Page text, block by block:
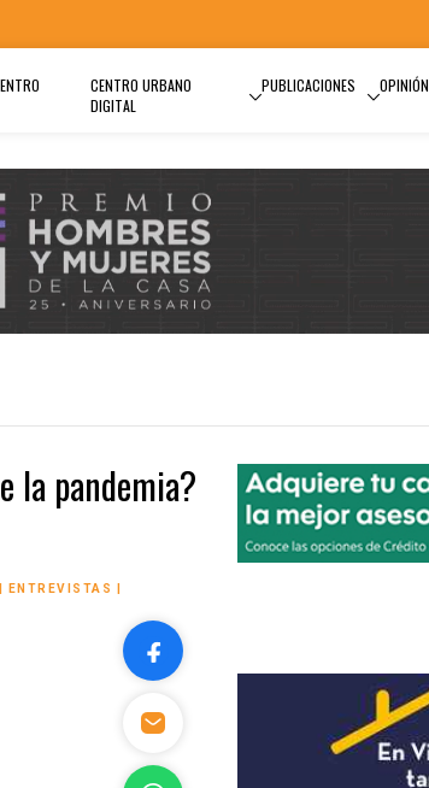
CENTRO URBANO
DIGITAL
PUBLICACIONES OPINIÓN
la pandemia?
ENTREVISTAS